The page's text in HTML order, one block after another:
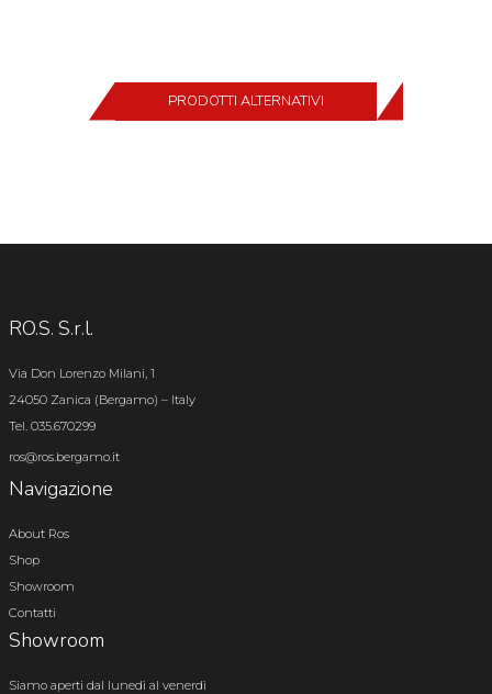
PRODOTTI ALTERNATIVI
RO.S. S.r.l.
Via Don Lorenzo Milani, 1
24050 Zanica (Bergamo) – Italy
Tel. 035.670299
ros@ros.bergamo.it
Navigazione
About Ros
Shop
Showroom
Contatti
Showroom
Siamo aperti dal lunedì al venerdì